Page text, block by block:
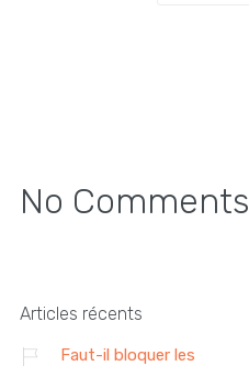
No Comments
Articles récents
Faut-il bloquer les